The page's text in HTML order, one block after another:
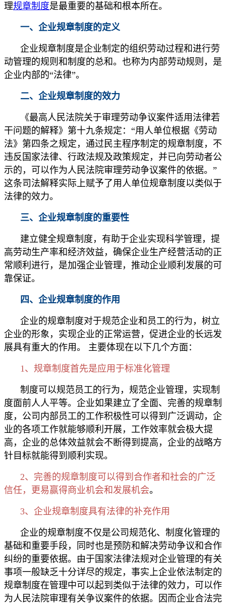
理规章制度是最重要的基础和根本所在。
一、企业规章制度的定义
企业规章制度是企业制定的组织劳动过程和进行劳
动管理的规则和制度的总和。也称为内部劳动规则，是
企业内部的“法律”。
二、企业规章制度的效力
《最高人民法院关于审理劳动争议案件适用法律若
干问题的解释》第十九条规定：“用人单位根据《劳动
法》第四条之规定，通过民主程序制定的规章制度，不
违反国家法律、行政法规及政策规定，并已向劳动者公
示的，可以作为人民法院审理劳动争议案件的依据。”
这条司法解释实际上赋予了用人单位规章制度以类似于
法律的效力。
三、企业规章制度的重要性
建立健全规章制度，有助于企业实现科学管理，提
高劳动生产率和经济效益，确保企业生产经营活动的正
常顺利进行，是加强企业管理，推动企业顺利发展的可
靠保证。
四、企业规章制度的作用
企业的规章制度对于规范企业和员工的行为，树立
企业的形象，实现企业的正常运营，促进企业的长远发
展具有重大的作用。 主要体现在以下几个方面：
1、规章制度首先是应用于标准化管理
制度可以规范员工的行为，规范企业管理，实现制
度面前人人平等。企业如果建立了全面、完善的规章制
度，公司内部员工的工作积极性可以得到广泛调动，企
业的各项工作就能够顺利开展，工作效率就会极大提
高，企业的总体效益就会不断得到提高，企业的战略方
针目标就能得到顺利实现。
2、完善的规章制度可以得到合作者和社会的广泛
信任，更易赢得商业机会和发展机会。
3、企业规章制度具有法律的补充作用
企业的规章制度不仅是公司规范化、制度化管理的
基础和重要手段，同时也是预防和解决劳动争议和合作
纠纷的重要依据。由于国家法律法规对企业管理的有关
事项一般缺乏十分详尽的规定，事实上企业依法制定的
规章制度在管理中可以起到类似于法律的效力，可以作
为人民法院审理有关争议案件的依据。因而企业合法完